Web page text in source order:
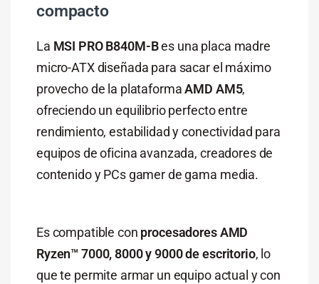
compacto
La MSI PRO B840M-Bes una placa madre
micro-ATX diseñada para sacar el máximo
provecho de la plataformaAMD AM5,
ofreciendo un equilibrio perfecto entre
rendimiento, estabilidad y conectividad para
equipos de oficina avanzada, creadores de
contenido y PCs gamer de gama media.
Es compatible con procesadores AMD
Ryzen™ 7000, 8000 y 9000 de escritorio, lo
que te permite armar un equipo actual y con